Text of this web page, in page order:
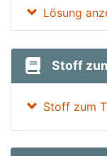
Lösung
Stoff
Stoff zum